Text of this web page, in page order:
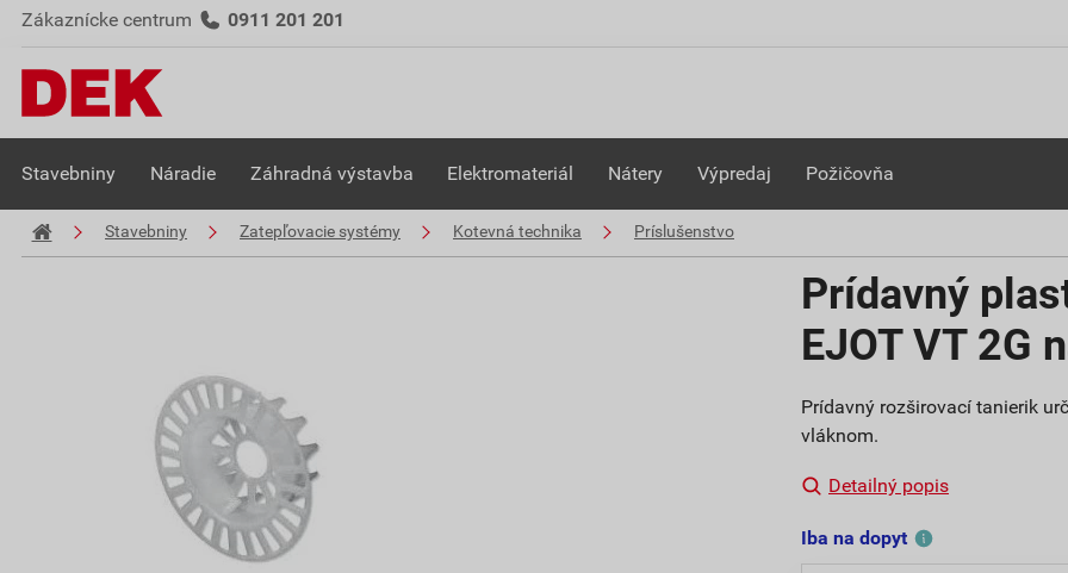
Zákaznícke centrum 0911 201 201
Stavebniny Náradie Záhradná výstavba Elektromateriál Nátery Výpredaj Požičovňa
Stavebniny Zatepľovacie systémy Kotevná technika Príslušenstvo
Prídavný
EJOT VT 2G
Prídavný rozširovací tanierik
vláknom.
Detailný popis
Iba na dopyt